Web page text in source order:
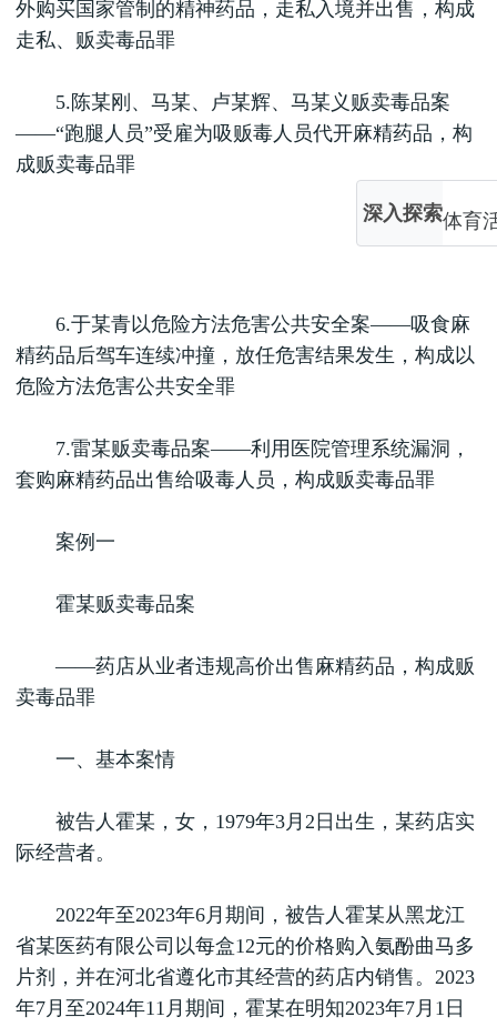
外购买国家管制的精神药品，走私入境并出售，构成
走私、贩卖毒品罪
5.陈某刚、马某、卢某辉、马某义贩卖毒品案
——“跑腿人员”受雇为吸贩毒人员代开麻精药品，构
成贩卖毒品罪
深入探索体育
6.于某青以危险方法危害公共安全案——吸食麻
精药品后驾车连续冲撞，放任危害结果发生，构成以
危险方法危害公共安全罪
7.雷某贩卖毒品案——利用医院管理系统漏洞，
套购麻精药品出售给吸毒人员，构成贩卖毒品罪
案例一
霍某贩卖毒品案
——药店从业者违规高价出售麻精药品，构成贩
卖毒品罪
一、基本案情
被告人霍某，女，1979年3月2日出生，某药店实
际经营者。
2022年至2023年6月期间，被告人霍某从黑龙江
省某医药有限公司以每盒12元的价格购入氨酚曲马多
片剂，并在河北省遵化市其经营的药店内销售。2023
年7月至2024年11月期间，霍某在明知2023年7月1日